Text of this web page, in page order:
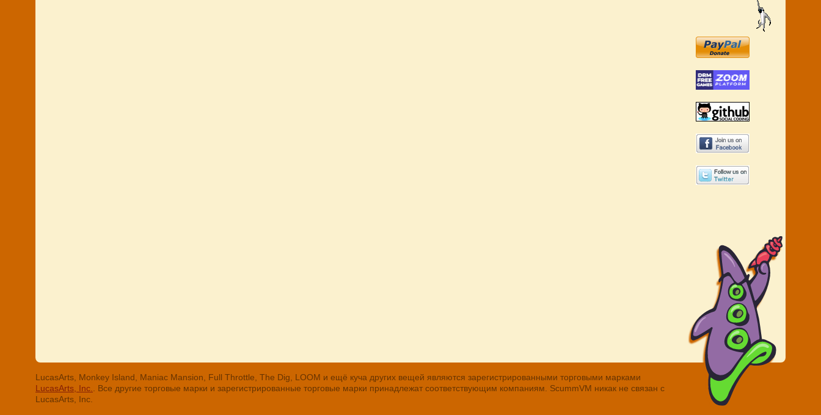
LucasArts, Monkey Island, Maniac Mansion, Full Throttle, The Dig, LOOM и ещё куча других вещей являются зарегистрированными торговыми марками
LucasArts, Inc.
. Все другие торговые марки и зарегистрированные торговые марки принадлежат соответствующим компаниям. ScummVM никак не связан с
LucasArts, Inc.